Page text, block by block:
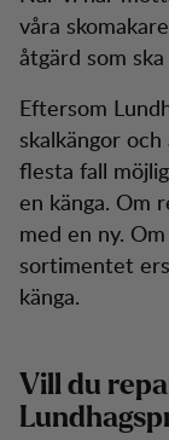
våra
åtgärd som
Eftersom
skalkängor
flesta fall
en känga. Om
med en ny.
sortimentet
känga.
Vill du